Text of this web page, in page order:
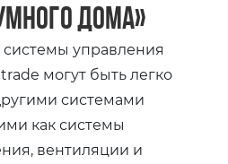
дома»
управления
могут быть легко
системами
как системы
вентиляции и